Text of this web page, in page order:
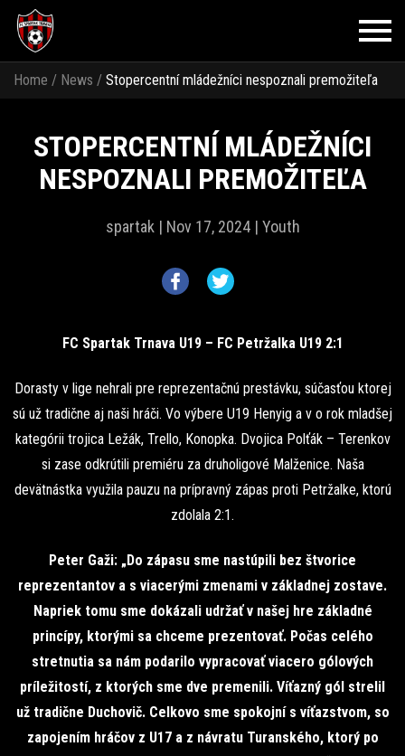
Home / News / Stopercentní mládežníci nespoznali premožiteľa
STOPERCENTNÍ MLÁDEŽNÍCI
NESPOZNALI PREMOŽITEĽA
spartak | Nov 17, 2024 | Youth
FC Spartak Trnava U19 – FC Petržalka U19 2:1
Dorasty v lige nehrali pre reprezentačnú prestávku, súčasťou ktorej
sú už tradične aj naši hráči. Vo výbere U19 Henyig a v o rok mladšej
kategórii trojica Ležák, Trello, Konopka. Dvojica Polťák – Terenkov
si zase odkrútili premiéru za druholigové Malženice. Naša
devätnástka využila pauzu na prípravný zápas proti Petržalke, ktorú
zdolala 2:1.
Peter Gaži: „Do zápasu sme nastúpili bez štvorice
reprezentantov a s viacerými zmenami v základnej zostave.
Napriek tomu sme dokázali udržať v našej hre základné
princípy, ktorými sa chceme prezentovať. Počas celého
stretnutia sa nám podarilo vypracovať viacero gólových
príležitostí, z ktorých sme dve premenili. Víťazný gól strelil
už tradične Duchovič. Celkovo sme spokojní s víťazstvom, so
zapojením hráčov z U17 a z návratu Turanského, ktorý po